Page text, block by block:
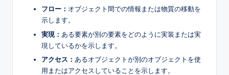
フロー： オブジェクト間での情報または物質の移動を
示します。
実現： ある要素が別の要素をどのように実装または実
現しているかを示します。
アクセス： あるオブジェクトが別のオブジェクトを使
用またはアクセスしていることを示します。